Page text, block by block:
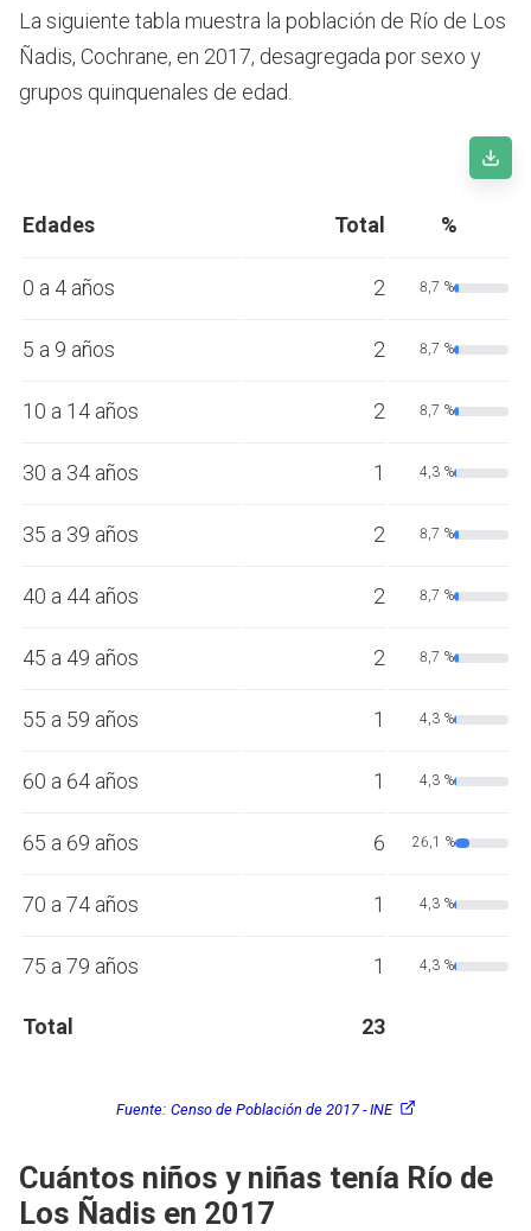
La siguiente tabla muestra la población de Río de Los
Ñadis, Cochrane, en 2017, desagregada por sexo y
grupos quinquenales de edad.
Edades Total %
0 a 4 años 2 8,7 %
5 a 9 años 2 8,7 %
10 a 14 años 2 8,7 %
30 a 34 años 1 4,3 %
35 a 39 años 2 8,7 %
40 a 44 años 2 8,7 %
45 a 49 años 2 8,7 %
55 a 59 años 1 4,3 %
60 a 64 años 1 4,3 %
65 a 69 años 6 26,1 %
70 a 74 años 1 4,3 %
75 a 79 años 1 4,3 %
Total 23
Fuente: Censo de Población de 2017 - INE
Cuántos niños y niñas tenía Río de
Los Ñadis en 2017